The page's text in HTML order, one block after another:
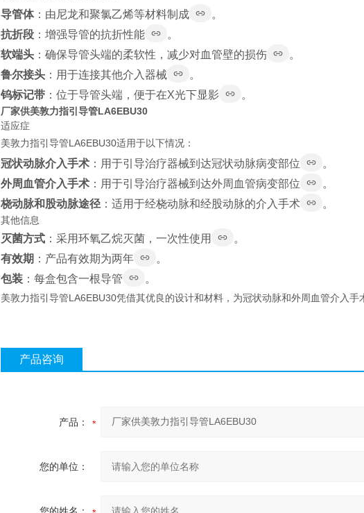
导管体：由尼龙和聚氯乙烯等材料制成
。
抗折段 ：增强导管的抗折性能
。
软端头 ：确保导管头端的柔软性，减少对血管壁的损伤
。
鲁尔接头 ：用于连接其他介入器械
。
钨标记带 ：位于导管头端，便于在X光下显影 。
厂家供美敦力指引导管LA6EBU30
适应症
美敦力指引导管LA6EBU30适用于以下情况：
冠状动脉介入手术 ：用于引导治疗器械到达冠状动脉病变部位
。
外周血管介入手术 ：用于引导治疗器械到达外周血管病变部位
。
桡动脉和股动脉途径 ：适用于经桡动脉和经股动脉的介入手术 。
其他信息
灭菌方式 ：采用环氧乙烷灭菌，一次性使用
。
有效期 ：产品有效期为两年
。
包装 ：每盒包含一根导管 。
美敦力指引导管LA6EBU30凭借其优良的设计和材料，为冠状动脉和外周血管介入
产品咨询
产品：
您的单位：